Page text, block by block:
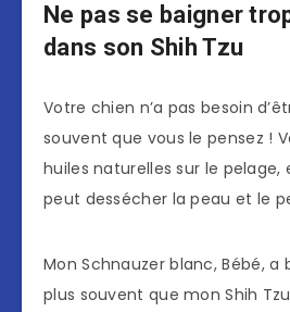
Ne pas se baigner
dans son Shih Tzu
Votre chien n’a pas besoin
souvent que vous le pensez !
huiles naturelles sur le pelage,
peut dessécher la peau et le
Mon Schnauzer blanc, Bébé, a
plus souvent que mon Shih